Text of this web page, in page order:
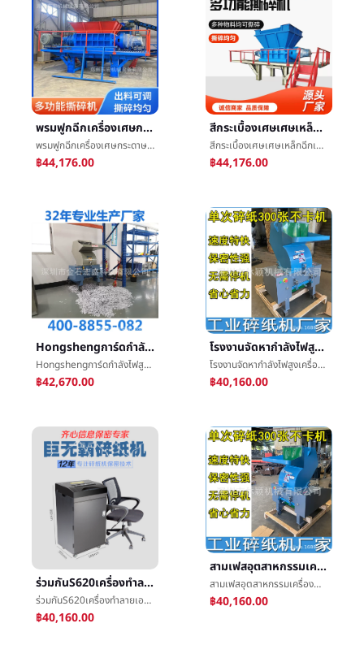
พรมฟูกฉีกเครื่องเศษกระดาษไฟล์กล่องกระดาษç²ç¢เครื่องเทอะทะเฟอร์นิเจอร์จักรยานç´ç¢เครื่อง
พรมฟูกฉีกเครื่องเศษกระดาษไฟล์กล่องกระดาษç²ç¢เครื่องเทอะทะเฟอร์นิเจอร์จักรยานç´ç¢เครื่อง
฿44,176.00
สีกระเบื้องเศษเศษเหล็กฉีกเครื่องอุตสาหกรรมของแข็งถูกปล่อยปละละเลยขยะฉีกสายการผลิตถูกปล่อยปละละเลยçº¸ไฟล์ç²ç¢เครื่อง
สีกระเบื้องเศษเศษเหล็กฉีกเครื่องอุตสาหกรรมของแข็งถูกปล่อยปละละเลยขยะฉีกสายการผลิตถูกปล่อยปละละเลยçº¸ไฟล์ç²ç¢เครื่อง
฿44,176.00
Hongshengการ์ดกำลังไฟสูงอุตสาหกรรมเครื่องทำลายเอกสารมีอำนาจเครื่องทำลายเอกสารไฟล์กระดาษสัญญาเศษกระดาษเครื่องบด
Hongshengการ์ดกำลังไฟสูงอุตสาหกรรมเครื่องทำลายเอกสารมีอำนาจเครื่องทำลายเอกสารไฟล์กระดาษสัญญาเศษกระดาษเครื่องบด
฿42,670.00
โรงงานจัดหากำลังไฟสูงเครื่องทำลายเอกสารอุตสาหกรรมสามเฟสขนาดใหญ่เครื่องทำลายเอกสารอุตสาหกรรมçº§รวดเร็วไฟล์เครื่องบด
โรงงานจัดหากำลังไฟสูงเครื่องทำลายเอกสารอุตสาหกรรมสามเฟสขนาดใหญ่เครื่องทำลายเอกสารอุตสาหกรรมçº§รวดเร็วไฟล์เครื่องบด
฿40,160.00
ร่วมกันS620เครื่องทำลายเอกสารต่อเนื่องกันแตกกระดาษขนาดใหญ่ลับสำนักงานMuteç²แตกæºA3ทางเข้าสำนักงานเครื่องทำลายเอกสาร
ร่วมกันS620เครื่องทำลายเอกสารต่อเนื่องกันแตกกระดาษขนาดใหญ่ลับสำนักงานMuteç²แตกæºA3ทางเข้าสำนักงานเครื่องทำลายเอกสาร
฿40,160.00
สามเฟสอุตสาหกรรมเครื่องทำลายเอกสารที่หมดอายุแล้วเอกสารข้อมูลไฟล์ทำลายขนาดใหญ่เครื่องทำลายเอกสารที่มีประสิทธิภาพไฟล์เครื่องบด
สามเฟสอุตสาหกรรมเครื่องทำลายเอกสารที่หมดอายุแล้วเอกสารข้อมูลไฟล์ทำลายขนาดใหญ่เครื่องทำลายเอกสารที่มีประสิทธิภาพไฟล์เครื่องบด
฿40,160.00